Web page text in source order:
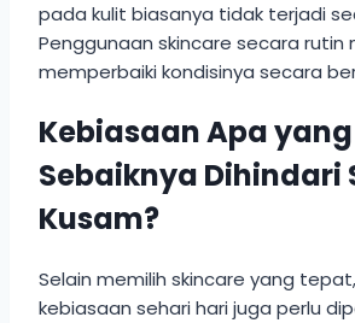
pada kulit biasanya tidak terjadi
Penggunaan skincare secara rutin
memperbaiki kondisinya secara
Kebiasaan Apa yang
Sebaiknya Dihindari
Kusam?
Selain memilih skincare yang
kebiasaan sehari hari juga perlu